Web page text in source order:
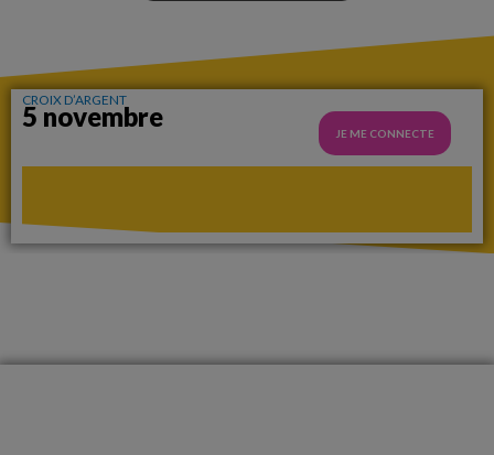
CROIX D’ARGENT
5 novembre
JE ME CONNECTE